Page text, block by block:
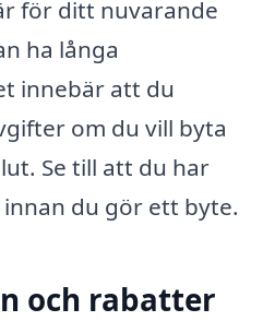
för ditt nuvarande
ha långa
innebär att du
om du vill byta
Se till att du har
du gör ett byte.
och rabatter